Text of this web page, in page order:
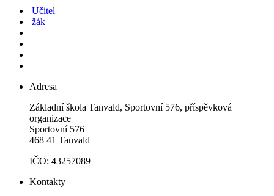
Učitel
žák
Adresa
Základní škola Tanvald, Sportovní 576, příspěvková
organizace
Sportovní 576
468 41 Tanvald
IČO: 43257089
Kontakty